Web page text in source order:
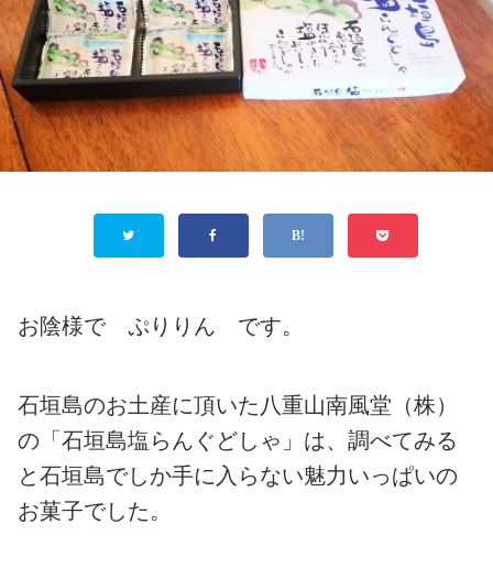
お陰様で ぷりりん です。
石垣島のお土産に頂いた八重山南風堂（株）
の「石垣島塩らんぐどしゃ」は、調べてみる
と石垣島でしか手に入らない魅力いっぱいの
お菓子でした。